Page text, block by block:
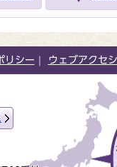
リシー ウェブアクセ